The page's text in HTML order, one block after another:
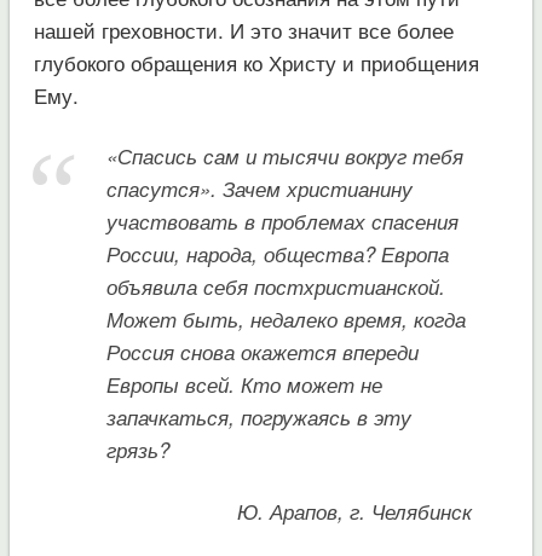
нашей греховности. И это значит все более
глубокого обращения ко Христу и приобщения
Ему.
«Спасись сам и тысячи вокруг тебя
спасутся». Зачем христианину
участвовать в проблемах спасения
России, народа, общества? Европа
объявила себя постхристианской.
Может быть, недалеко время, когда
Россия снова окажется впереди
Европы всей. Кто может не
запачкаться, погружаясь в эту
грязь?
Ю. Арапов, г. Челябинск